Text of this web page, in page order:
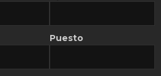
Puesto